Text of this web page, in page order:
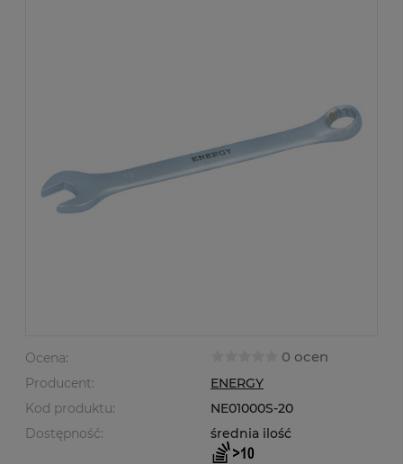
Ocena: 0 ocen
Producent:
ENERGY
Kod produktu:
NE01000S-20
Dostępność:
średnia ilość